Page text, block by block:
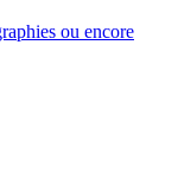
ou encore